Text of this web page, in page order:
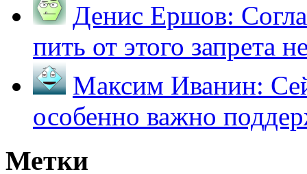
Денис Ершов:
пить от этого запрета
Максим Иванин:
особенно важно
Метки